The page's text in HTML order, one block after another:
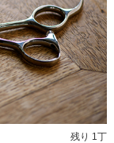
残り 1丁